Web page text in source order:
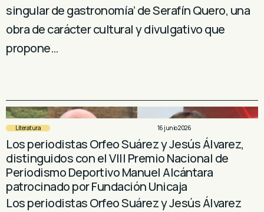
singular de gastronomía’ de Serafín Quero, una
obra de carácter cultural y divulgativo que
propone…
Literatura 16 junio 2026
Los periodistas Orfeo Suárez y Jesús Álvarez,
distinguidos con el VIII Premio Nacional de
Periodismo Deportivo Manuel Alcántara
patrocinado por Fundación Unicaja
Los periodistas Orfeo Suárez y Jesús Álvarez